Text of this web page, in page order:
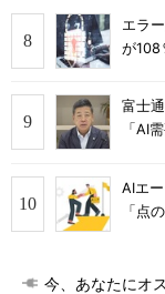
エラ
が108
富士
「AI
AIエ
「点
今、あなたにオ